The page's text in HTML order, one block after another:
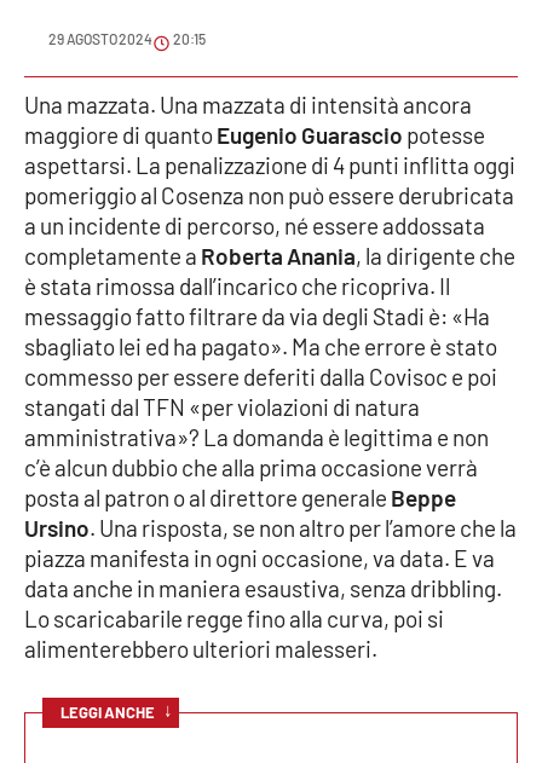
VIDEO
Ambiente
Cronaca
Cultura
Economia e Lavoro
Politica
Sanità
Società
Sport
RUBRICHE
29 AGOSTO 2024 20:15
Una mazzata. Una mazzata di intensità ancora
maggiore di quantoEugenio Guarascio potesse
aspettarsi. La penalizzazione di 4 punti inflitta oggi
pomeriggio al Cosenza non può essere derubricata
a un incidente di percorso, né essere addossata
completamente a Roberta Anania, la dirigente che
è stata rimossa dall’incarico che ricopriva. Il
messaggiofattofiltrare davia degli Stadi è: «Ha
sbagliato lei ed ha pagato». Ma che errore è stato
commessoper essere deferiti dalla Covisoc e poi
stangati dal TFN «per violazioni di natura
amministrativa»? La domanda è legittima e non
c’è alcun dubbio che alla prima occasioneverrà
posta al patron o al direttore generale Beppe
Ursino. Una risposta, se non altro perl’amore che la
piazza manifesta in ogni occasione,va data. E va
data anche in maniera esaustiva, senza dribbling.
Lo scaricabarile regge fino alla curva, poi si
alimenterebberoulteriori malesseri.
LEGGI ANCHE ↓